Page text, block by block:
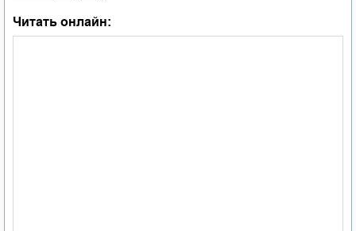
Читать онлайн: